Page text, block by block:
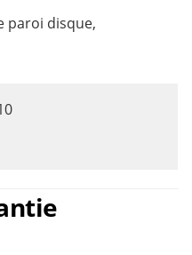
paroi disque,